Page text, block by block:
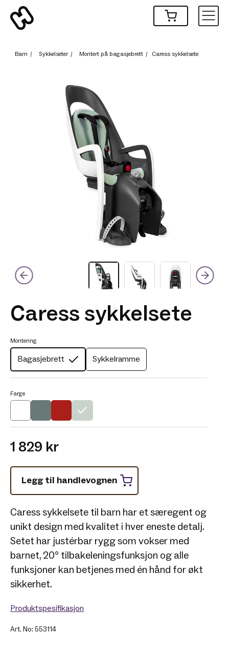
Barn / Sykkelseter / Montert på bagasjebrett / Caress sykkelsete
Caress sykkelsete
Caress sykkelsete til barn har et særegent og
unikt design med kvalitet i hver eneste detalj.
Setet har justérbar rygg som vokser med
barnet, 20° tilbakeleningsfunksjon og alle
funksjoner kan betjenes med én hånd for økt
sikkerhet.
Produktspesifikasjon
Art. No: 553114
Montering
Bagasjebrett Sykkelramme
Farge
1 829 kr
Legg til handlevognen